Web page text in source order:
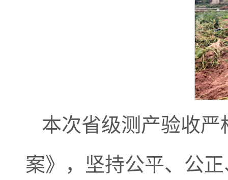
本次省级测产验收
案》，坚持公平、公